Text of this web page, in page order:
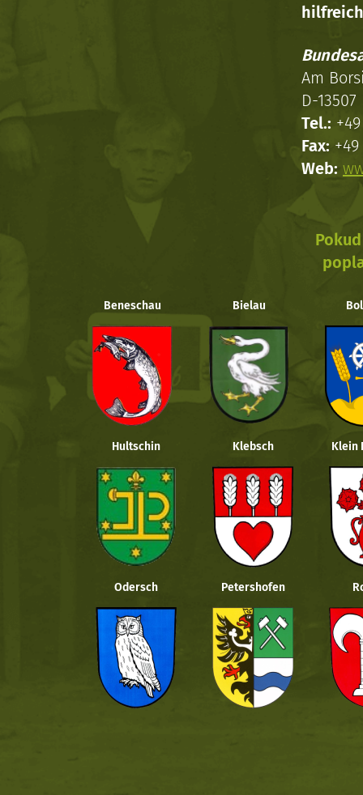
Am
D-
Tel.:
Fax:
Web:
Beneschau Bielau
Hultschin Klebsch Klein
Odersch Petershofen